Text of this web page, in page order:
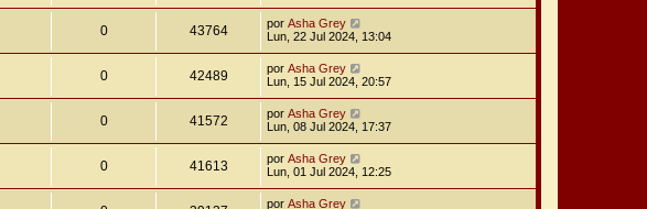
0 43764 por Asha Grey
Lun, 22 Jul 2024, 13:04
0 42489 por Asha Grey
Lun, 15 Jul 2024, 20:57
0 41572 por Asha Grey
Lun, 08 Jul 2024, 17:37
0 41613 por Asha Grey
Lun, 01 Jul 2024, 12:25
por Asha Grey